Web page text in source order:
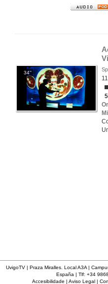
34''
UvigoTV | Praza Miralles. Local A3A |
España | Tlf: +34
Accesibilidade | Aviso Legal|